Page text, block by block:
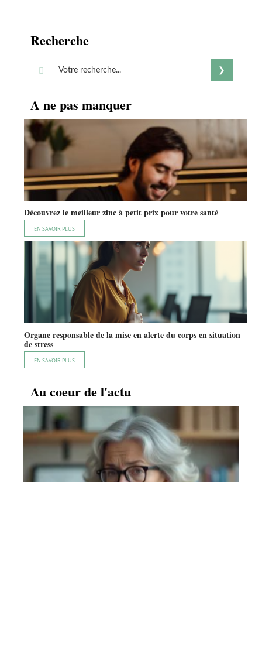
Recherche
A ne pas manquer
Découvrez le meilleur zinc à petit prix pour votre santé
EN SAVOIR PLUS
Organe responsable de la mise en alerte du corps en situation
de stress
EN SAVOIR PLUS
Au coeur de l'actu